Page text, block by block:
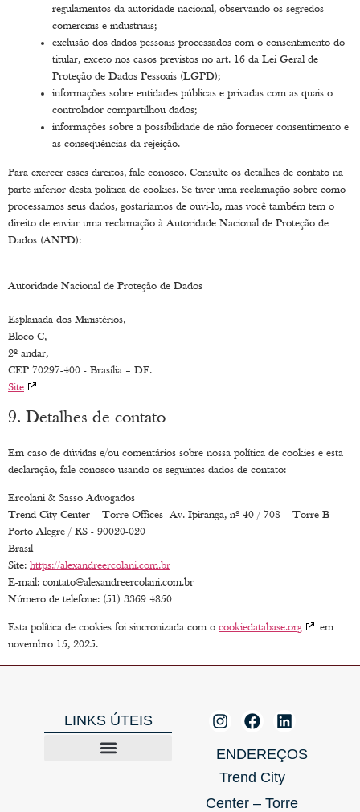
regulamentos da autoridade nacional, observando os segredos
comerciais e industriais;
exclusão dos dados pessoais processados com o consentimento do
titular, exceto nos casos previstos no art. 16 da Lei Geral de
Proteção de Dados Pessoais (LGPD);
informações sobre entidades públicas e privadas com as quais o
controlador compartilhou dados;
informações sobre a possibilidade de não fornecer consentimento e
as consequências da rejeição.
Para exercer esses direitos, fale conosco. Consulte os detalhes de contato na
parte inferior desta política de cookies. Se tiver uma reclamação sobre como
processamos seus dados, gostaríamos de ouvi-lo, mas você também tem o
direito de enviar uma reclamação à Autoridade Nacional de Proteção de
Dados (ANPD):
Autoridade Nacional de Proteção de Dados
Esplanada dos Ministérios,
Bloco C,
2º andar,
CEP 70297-400 - Brasília – DF.
Site
9. Detalhes de contato
Em caso de dúvidas e/ou comentários sobre nossa política de cookies e esta
declaração, fale conosco usando os seguintes dados de contato:
Ercolani & Sasso Advogados
Trend City Center – Torre Offices Av. Ipiranga, nº 40 / 708 – Torre B
Porto Alegre / RS - 90020-020
Brasil
Site: https://alexandreercolani.com.br
E-mail: contato@alexandreercolani.com.br
Número de telefone: (51) 3369 4850
Esta política de cookies foi sincronizada com o cookiedatabase.org
em
novembro 15, 2025.
LINKS ÚTEIS
ENDEREÇOS
Trend City
Center – Torre